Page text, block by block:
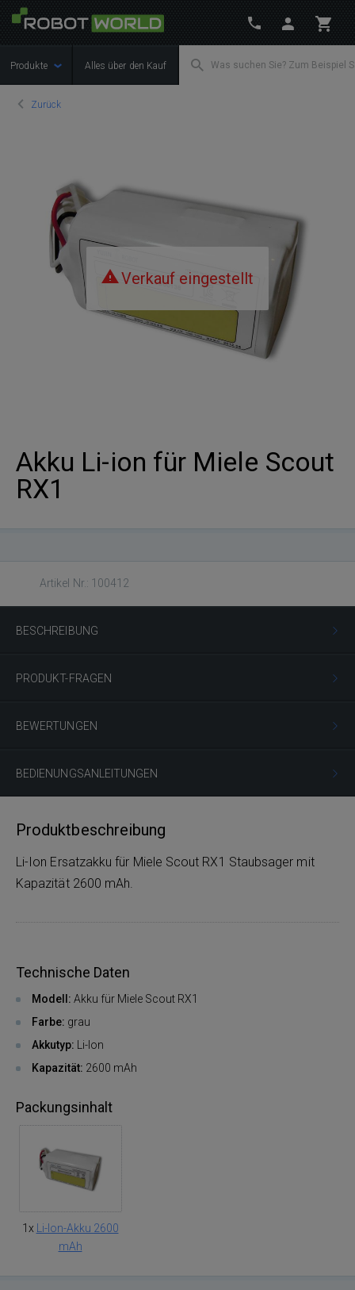
Produkte Alles über den Kauf
Zurück
Verkauf eingestellt
Akku Li-ion für Miele Scout
RX1
Artikel Nr.: 100412
BESCHREIBUNG
PRODUKT-FRAGEN
BEWERTUNGEN
BEDIENUNGSANLEITUNGEN
Produktbeschreibung
Li-Ion Ersatzakku für Miele Scout RX1 Staubsager mit
Kapazität 2600 mAh.
Technische Daten
Modell: Akku für Miele Scout RX1
Farbe: grau
Akkutyp:
Li-Ion
Kapazität: 2600 mAh
Packungsinhalt
1x
Li-Ion-Akku 2600
mAh